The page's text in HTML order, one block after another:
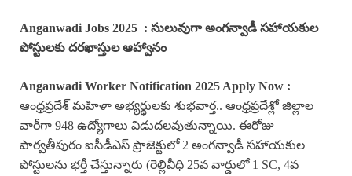
Anganwadi Jobs 2025 : సులువుగా అంగన్వాడీ సహాయకుల
పోస్టులకు దరఖాస్తుల ఆహ్వానం
Anganwadi Worker Notification 2025 Apply Now :
ఆంధ్రప్రదేశ్ మహిళా అభ్యర్థులకు శుభవార్త.. ఆంధ్రప్రదేశ్లో జిల్లాల
వారీగా 948 ఉద్యోగాలు విడుదలవుతున్నాయి. ఈరోజు
పార్వతీపురం ఐసీడీఎస్ ప్రాజెక్టులో 2 అంగన్వాడీ సహాయకుల
పోస్టులను భర్తీ చేస్తున్నారు (రెల్లివీధి 25వ వార్డులో 1 SC, 4వ